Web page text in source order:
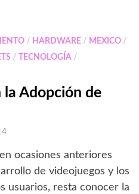
/ HARDWARE/ MEXICO/
/ TECNOLOGÍA/
la Adopción de
ocasiones anteriores
de videojuegos y los
usuarios, resta conocer la